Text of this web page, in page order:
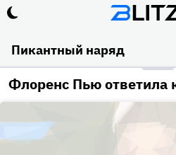
Пикантный наряд
Флоренс Пью ответила